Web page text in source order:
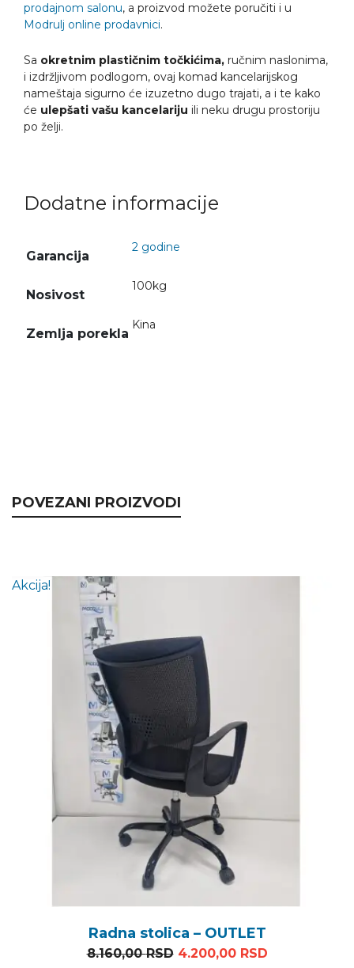
prodajnom salonu, a proizvod možete poručiti i u
Modrulj online prodavnici.
Sa okretnim plastičnim točkićima, ručnim naslonima,
i izdržljivom podlogom, ovaj komad kancelarijskog
nameštaja sigurno će izuzetno dugo trajati, a i te kako
će ulepšati vašu kancelariju ili neku drugu prostoriju
po želji.
Dodatne informacije
Garancija
2 godine
Nosivost
100kg
Zemlja porekla
Kina
POVEZANI PROIZVODI
Akcija!
Radna stolica – OUTLET
8.160,00RSD Originalna cena je bila:
4.200,00 RSDTrenutna